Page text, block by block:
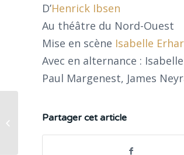
D’Henrick Ibsen
Au théâtre du Nord-Ouest
Mise en scène Isabelle
Avec en alternance :
Paul Margenest, James
Partager cet article
Les Sans Cou(p)… de Maître !